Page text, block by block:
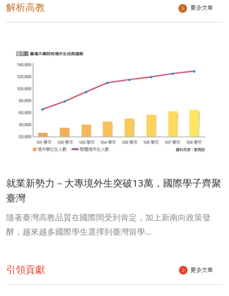
解析高教
就業新勢力－大專境外生突破13萬，國際學子齊聚
臺灣
隨著臺灣高教品質在國際間受到肯定，加上新南向政策發
酵，越來越多國際學生選擇到臺灣留學...
引領貢獻